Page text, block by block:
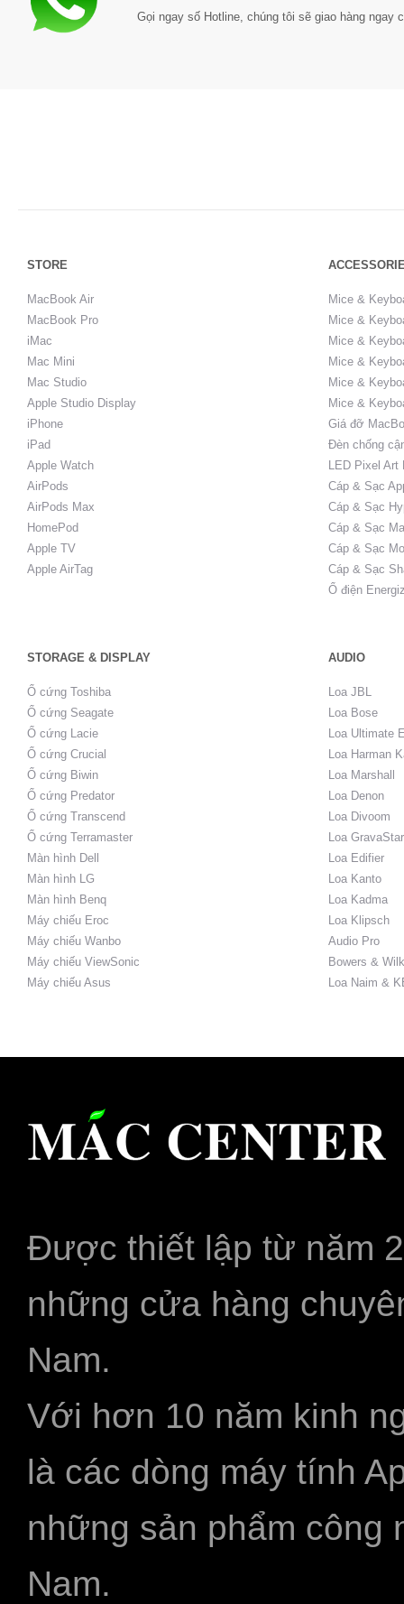
Gọi ngay số Hotline, chúng tôi sẽ giao hàng ngay
STORE
MacBook Air
MacBook Pro
iMac
Mac Mini
Mac Studio
Apple Studio Display
iPhone
iPad
Apple Watch
AirPods
AirPods Max
HomePod
Apple TV
Apple AirTag
Mice &
Mice &
Mice &
Mice &
Mice &
Mice &
Giá đỡ
Đèn chống
LED Pixel Art
Cáp & Sạc
Cáp & Sạc
Cáp & Sạc
Cáp & Sạc
Cáp & Sạc
Ổ điện
STORAGE & DISPLAY AUDIO
Ổ cứng Toshiba
Ổ cứng Seagate
Ổ cứng Lacie
Ổ cứng Crucial
Ổ cứng Biwin
Ổ cứng Predator
Ổ cứng Transcend
Ổ cứng Terramaster
Màn hình Dell
Màn hình LG
Màn hình Benq
Máy chiếu Eroc
Máy chiếu Wanbo
Máy chiếu ViewSonic
Máy chiếu Asus
Loa JBL
Loa Bose
Loa Ultimate
Loa Harman
Loa Marshall
Loa Denon
Loa Divoom
Loa GravaStar
Loa Edifier
Loa Kanto
Loa Kadma
Loa Klipsch
Audio Pro
Bowers &
Loa Naim &
Được thiết lập từ năm
những cửa hàng
Nam.
Với hơn 10 năm kinh
là các dòng máy tính
những sản phẩm công
Nam.